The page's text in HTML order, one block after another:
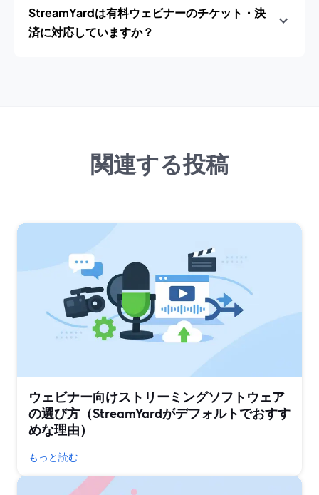
StreamYardは有料ウェビナーのチケット・決
済に対応していますか？
関連する投稿
ウェビナー向けストリーミングソフトウェア
の選び方（StreamYardがデフォルトでおすす
めな理由）
もっと読む